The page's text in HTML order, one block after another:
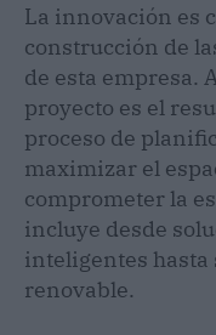
La innovación es
construcción de
de esta empresa.
proyecto es el
proceso de
maximizar el
comprometer la
incluye desde
inteligentes hasta
renovable.